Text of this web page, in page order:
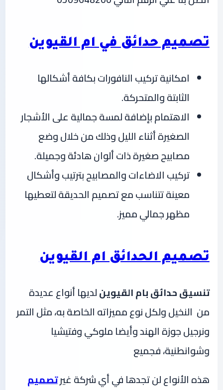
تصميم حدائق في ام القيوين
امكانية تركيب النافورات بكافة أشكالها
الثابتة والمتحركة.
الاهتمام بإضافة لمسة جمالية على الأشجار
الصغيرة أثناء الليل وذلك من خلال وضع
مصابيح صغيرة ذات ألوان هادئة وجميلة.
تركيب الاضاءات والمصابيح بترتيب وأشكال
معينة تتناسب مع تصميم الحديقة لتعطيها
مظهر جمالي مميز.
تصميم الحدائق ام القيوين
تنسيق حدائق بام القيوينلديها أنواع عديدة
من النخيل ولكل نوع مميزاته الخاصة به، مثل التمر
ونرجيل جوزة الهند وأيضا ملوكي وفتيشيا
وشوانطنية، فجميع
هذه الأنواع لن تجدها في أي شركة غيرتصميم